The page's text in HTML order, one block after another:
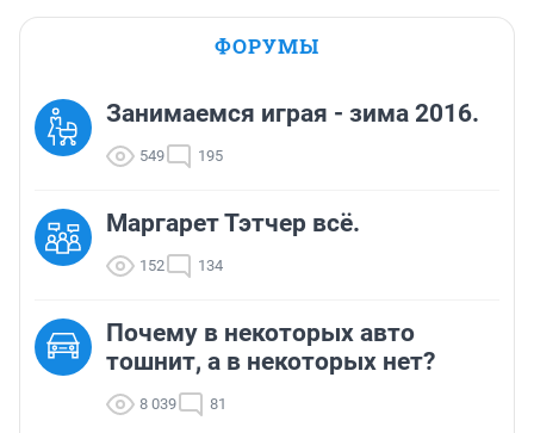
ФОРУМЫ
Занимаемся играя - зима 2016.
549 195
Маргарет Тэтчер всё.
152 134
Почему в некоторых авто
тошнит, а в некоторых нет?
8 039 81